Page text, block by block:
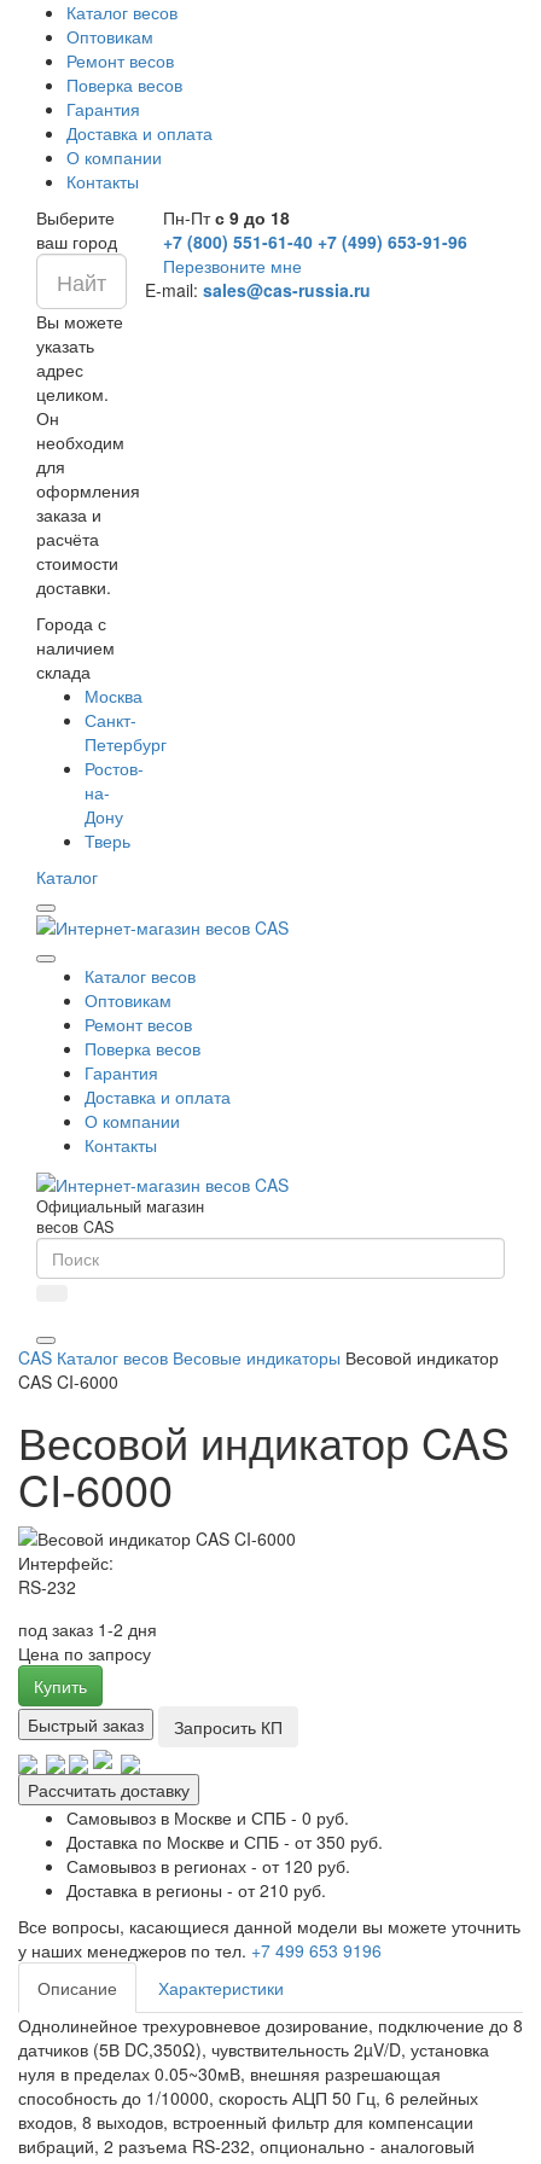
Каталог весов
Оптовикам
Ремонт весов
Поверка весов
Гарантия
Доставка и оплата
О компании
Контакты
Выберите
ваш город
Вы можете
указать
адрес
целиком.
Он
необходим
для
оформления
заказа и
расчёта
стоимости
доставки.
Города с
наличием
склада
Москва
Санкт-
Петербург
Ростов-
на-
Дону
Тверь
Пн-Птс 9 до 18
+7 (800) 551-61-40 +7 (499) 653-91-96
Перезвоните мне
E-mail: sales@cas-russia.ru
Каталог
Каталог весов
Оптовикам
Ремонт весов
Поверка весов
Гарантия
Доставка и оплата
О компании
Контакты
Официальный магазин
весов CAS
CAS Каталог весов Весовые индикаторы Весовой индикатор
CAS CI-6000
Весовой индикатор CAS
CI-6000
Интерфейс:
RS-232
под заказ 1-2 дня
Цена по запросу
Купить
Быстрый заказ
Запросить КП
Рассчитать доставку
Самовывоз в Москве и СПБ - 0 руб.
Доставка по Москве и СПБ - от 350 руб.
Самовывоз в регионах - от 120 руб.
Доставка в регионы - от 210 руб.
Все вопросы, касающиеся данной модели вы можете уточнить
у наших менеджеров по тел. +7 499 653 9196
Описание
Характеристики
Однолинейное трехуровневое дозирование, подключение до 8
датчиков (5В DC,350Ω), чувствительность 2µV/D, установка
нуля в пределах 0.05~30мВ, внешняя разрешающая
способность до 1/10000, скорость АЦП 50 Гц, 6 релейных
входов, 8 выходов, встроенный фильтр для компенсации
вибраций, 2 разъема RS-232, опционально - аналоговый